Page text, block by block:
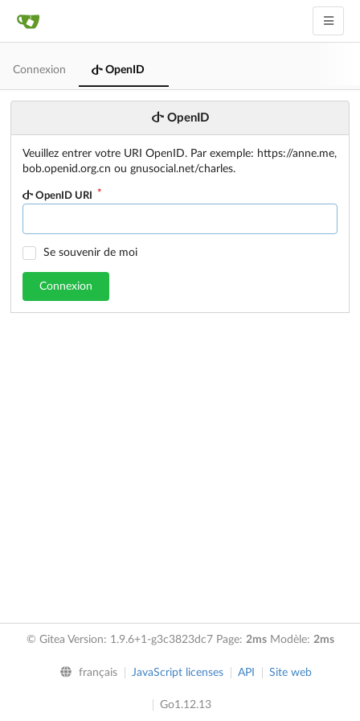
Connexion OpenID
OpenID
Veuillez entrer votre URI OpenID. Par exemple: https://anne.me,
bob.openid.org.cn ou gnusocial.net/charles.
OpenID URI
Se souvenir de moi
Connexion
© Gitea Version: 1.9.6+1-g3c3823dc7 Page: 2msModèle: 2ms
français JavaScript licenses API Site web
Go1.12.13